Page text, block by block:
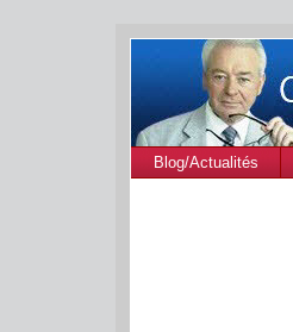
Blog/Actualités